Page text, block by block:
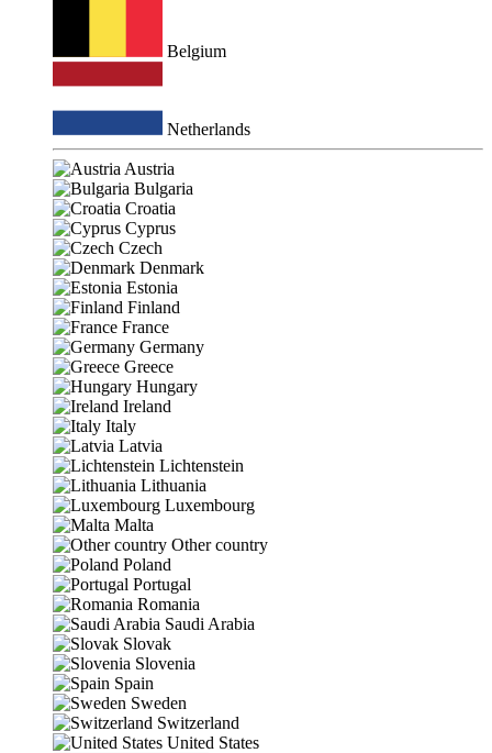
Belgium
Netherlands
Austria
Bulgaria
Croatia
Cyprus
Czech
Denmark
Estonia
Finland
France
Germany
Greece
Hungary
Ireland
Italy
Latvia
Lichtenstein
Lithuania
Luxembourg
Malta
Other country
Poland
Portugal
Romania
Saudi Arabia
Slovak
Slovenia
Spain
Sweden
Switzerland
United States